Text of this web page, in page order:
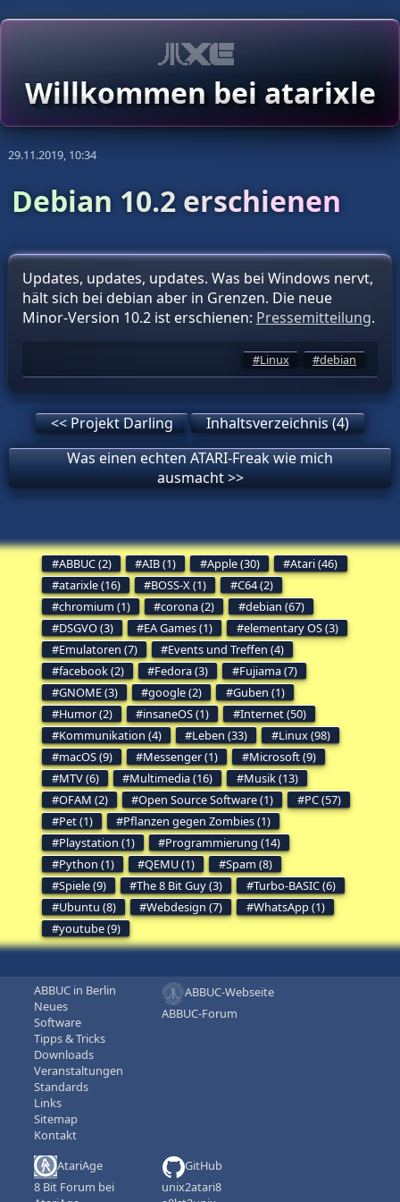
Willkommen bei atarixle
29.11.2019, 10:34
Debian 10.2 erschienen
Updates, updates, updates. Was bei Windows nervt,
hält sich bei debian aber in Grenzen. Die neue
Minor-Version 10.2 ist erschienen: Pressemitteilung.
Linux debian
<< Projekt Darling
Inhaltsverzeichnis (4)
Was einen echten ATARI-Freak wie mich
ausmacht >>
ABBUC (2) AIB (1) Apple (30)
Atari (46)
atarixle (16)
BOSS-X (1)
C64 (2)
chromium (1)
corona (2)
debian (67)
DSGVO (3)
EA Games (1)
elementary OS (3)
Emulatoren (7)
Events und Treffen (4)
facebook (2)
Fedora (3)
Fujiama (7)
GNOME (3)
google (2)
Guben (1)
Humor (2)
insaneOS (1)
Internet (50)
Kommunikation (4)
Leben (33)
Linux (98)
macOS (9)
Messenger (1)
Microsoft (9)
MTV (6)
Multimedia (16)
Musik (13)
OFAM (2)
Open Source Software (1)
PC (57)
Pet (1)
Pflanzen gegen Zombies (1)
Playstation (1)
Programmierung (14)
Python (1)
QEMU (1)
Spam (8)
Spiele (9)
The 8 Bit Guy (3)
Turbo-BASIC (6)
Ubuntu (8)
Webdesign (7)
WhatsApp (1)
youtube (9)
ABBUC in Berlin
Neues
Software
Tipps & Tricks
Downloads
Veranstaltungen
Standards
Links
Sitemap
Kontakt
ABBUC-Webseite
ABBUC-Forum
AtariAge
8 Bit Forum bei
GitHub
unix2atari8